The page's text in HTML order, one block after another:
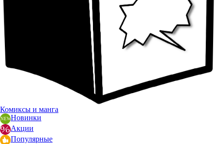
Комиксы и манга
Новинки
Акции
Популярные